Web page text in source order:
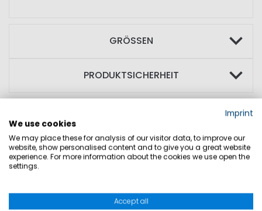
GRÖSSEN
PRODUKTSICHERHEIT
Imprint
We use cookies
We may place these for analysis of our visitor data, to improve our
website, show personalised content and to give you a great website
experience. For more information about the cookies we use open the
settings.
Accept all